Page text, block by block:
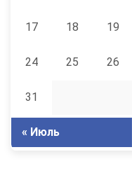
17 18 19
24 25 26
31
« Июль